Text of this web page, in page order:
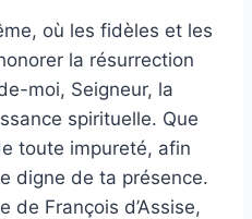
où les fidèles et les
la résurrection
moi, Seigneur, la
spirituelle. Que
toute impureté, afin
digne de ta présence.
de François d’Assise,